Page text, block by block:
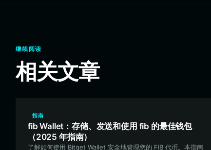
继续阅读
相关文章
指南
fib Wallet：存储、发送和使用 fib 的最佳钱包
（2025 年指南）
了解如何使用 Bitget Wallet 安全地管理您的 FIB 代币。本指南